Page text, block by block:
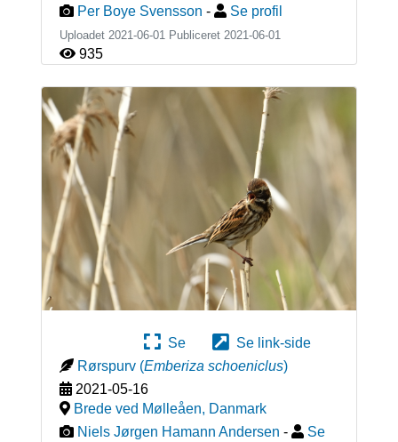
Per Boye Svensson - Se profil
Uploadet 2021-06-01 Publiceret 2021-06-01
935
Se
Se link-side
Rørspurv (Emberiza schoeniclus)
2021-05-16
Brede ved Mølleåen, Danmark
Niels Jørgen Hamann Andersen -
Se